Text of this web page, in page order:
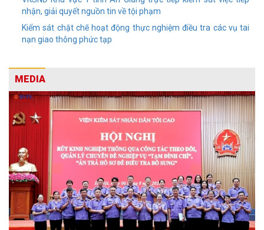
nhận, giải quyết nguồn tin về tội phạm
Kiểm sát chặt chẽ hoạt động thực nghiệm điều tra các vụ tai
nạn giao thông phức tạp
MEDIA